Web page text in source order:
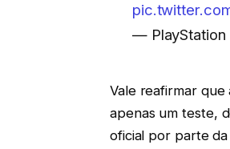
— PlayStation
Vale reafirmar que
apenas um teste,
oficial por parte da